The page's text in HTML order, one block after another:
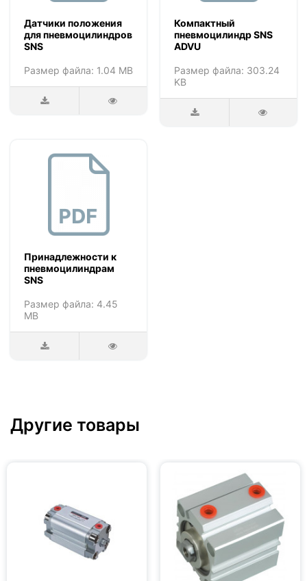
Датчики положения
для пневмоцилиндров
SNS
Размер файла: 1.04 MB
Компактный
пневмоцилиндр SNS
ADVU
Размер файла: 303.24
KB
Принадлежности к
пневмоцилиндрам
SNS
Размер файла: 4.45
MB
Другие товары